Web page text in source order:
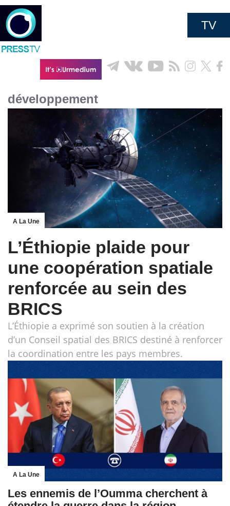
TV
développement
A La Une
L’Éthiopie plaide pour
une coopération spatiale
renforcée au sein des
BRICS
L’Éthiopie a exprimé son soutien à la création
d’un Conseil spatial des BRICS destiné à renforcer
la coordination entre les pays membres.
A La Une
Les ennemis de l’Oumma cherchent à